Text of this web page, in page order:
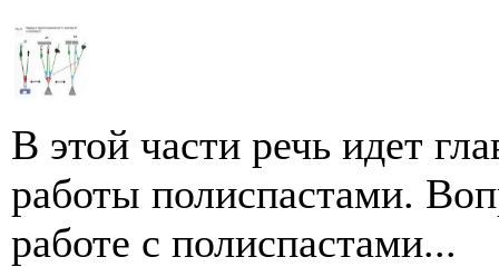
В этой части речь идет
работы полиспастами.
работе с полиспастами...